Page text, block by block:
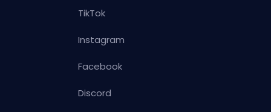
TikTok
Instagram
Facebook
Discord